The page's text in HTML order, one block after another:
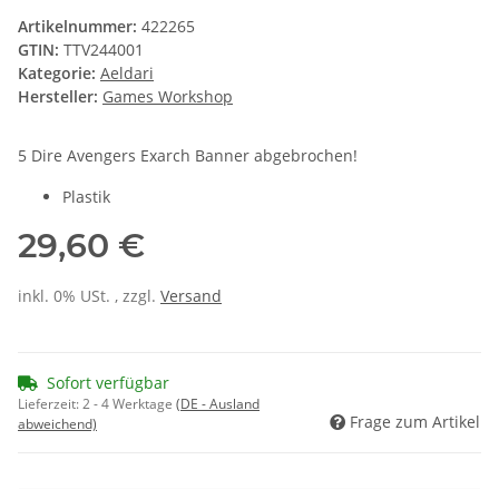
Artikelnummer: 422265
GTIN: TTV244001
Kategorie: Aeldari
Hersteller: Games Workshop
5 Dire Avengers Exarch Banner abgebrochen!
Plastik
29,60 €
inkl. 0% USt. , zzgl. Versand
Sofort verfügbar
Lieferzeit:2 - 4 Werktage (DE - Ausland
abweichend)
Frage zum Artikel